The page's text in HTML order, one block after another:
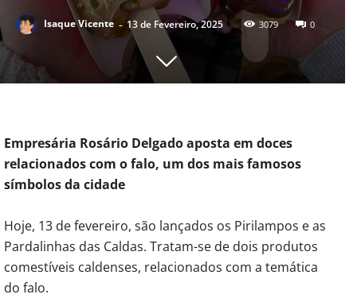
Isaque Vicente - 13 de Fevereiro, 2025 3079 0
Empresária Rosário Delgado aposta em doces
relacionados com o falo, um dos mais famosos
símbolos da cidade
Hoje, 13 de fevereiro, são lançados os Pirilampos e as
Pardalinhas das Caldas. Tratam-se de dois produtos
comestíveis caldenses, relacionados com a temática
do falo.